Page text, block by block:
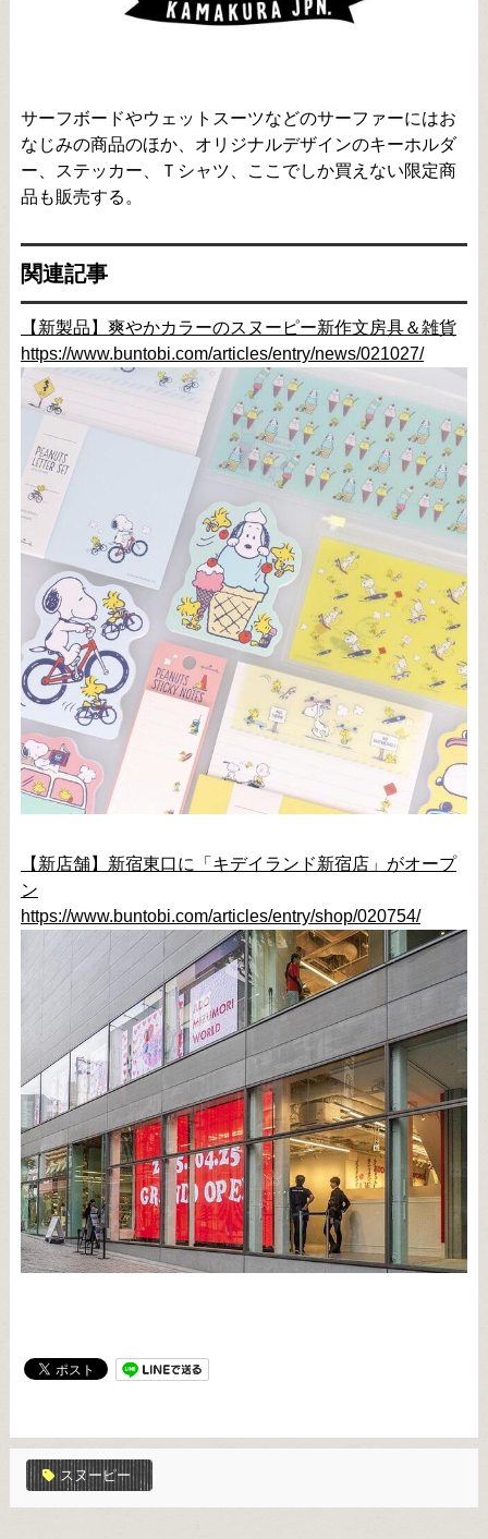
サーフボードやウェットスーツなどのサーファーにはお
なじみの商品のほか、オリジナルデザインのキーホルダ
ー、ステッカー、Ｔシャツ、ここでしか買えない限定商
品も販売する。
関連記事
【新製品】爽やかカラーのスヌーピー新作文房具＆雑貨
https://www.buntobi.com/articles/entry/news/021027/
【新店舗】新宿東口に「キデイランド新宿店」がオープ
ン
https://www.buntobi.com/articles/entry/shop/020754/
スヌーピー